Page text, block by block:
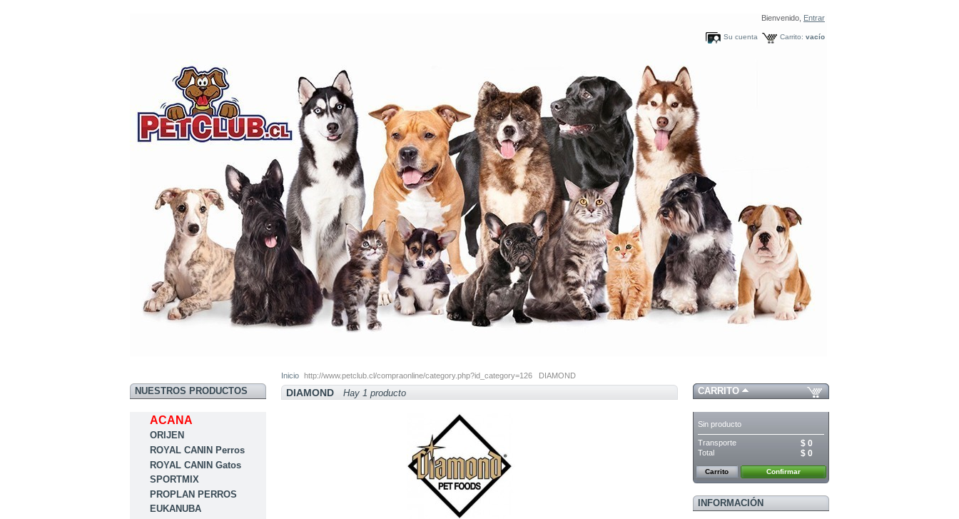
Bienvenido, Entrar
Carrito: vacío
Su cuenta
NUESTROS PRODUCTOS
ACANA
ORIJEN
ROYAL CANIN Perros
ROYAL CANIN Gatos
SPORTMIX
PROPLAN PERROS
EUKANUBA
Inicio http://www.petclub.cl/compraonline/category.php?id_category=126 DIAMOND
DIAMOND Hay 1 producto CARRITO
Sin producto
Transporte $ 0
Total $ 0
Carrito Confirmar
INFORMACIÓN